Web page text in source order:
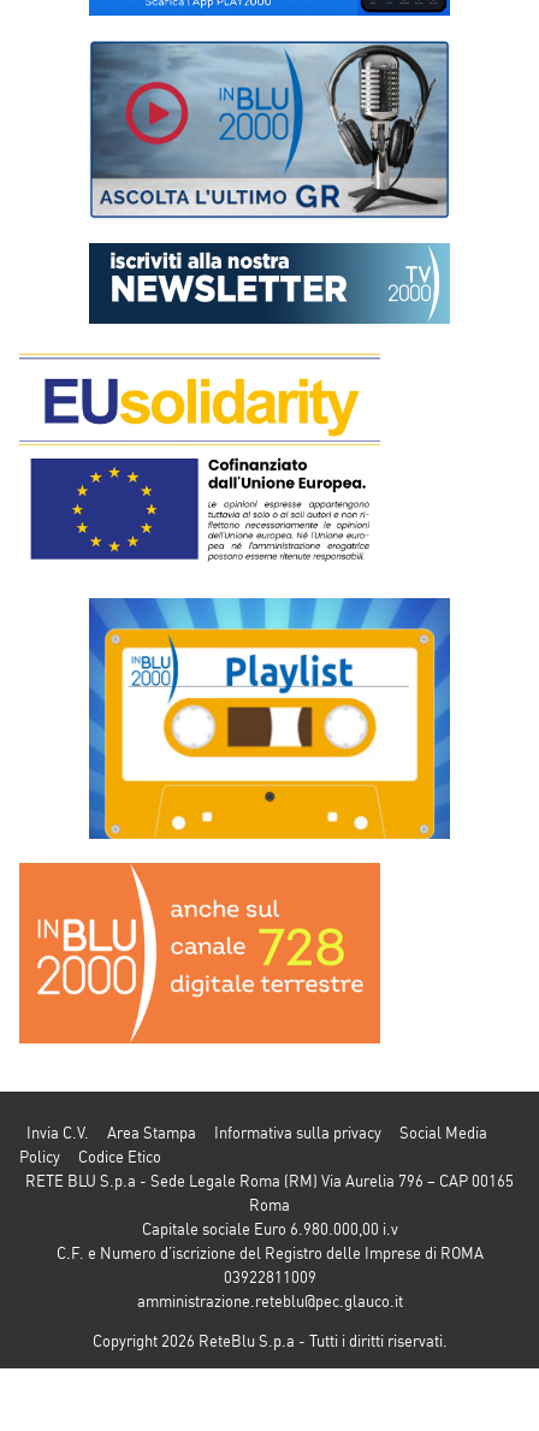
Invia C.V. Area Stampa Informativa sulla privacy
Social Media
Policy
Codice Etico
RETE BLU S.p.a - Sede Legale Roma (RM) Via Aurelia 796 – CAP 00165
Roma
Capitale sociale Euro 6.980.000,00 i.v
C.F. e Numero d’iscrizione del Registro delle Imprese di ROMA
03922811009
amministrazione.reteblu@pec.glauco.it
Copyright 2026 ReteBlu S.p.a - Tutti i diritti riservati.